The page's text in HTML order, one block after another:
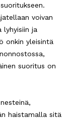
voivan
lyhyisiin ja
onkin yleisintä
suoritus on
haistamalla sitä